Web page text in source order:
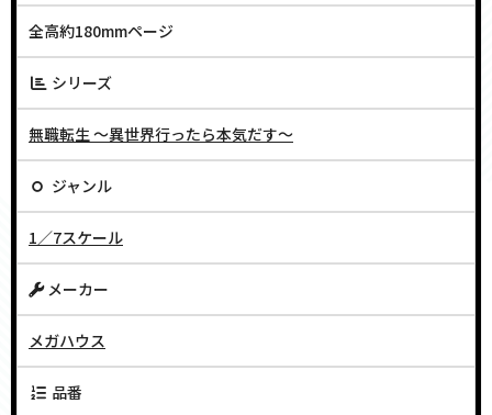
全高約180mmページ
シリーズ
無職転生 〜異世界行ったら本気だす〜
ジャンル
1／7スケール
メーカー
メガハウス
品番